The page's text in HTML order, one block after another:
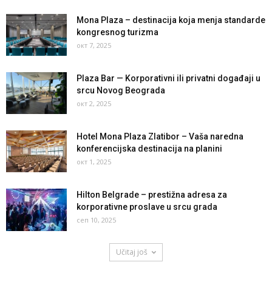
Mona Plaza – destinacija koja menja standarde
kongresnog turizma
окт 7, 2025
Plaza Bar — Korporativni ili privatni događaji u
srcu Novog Beograda
окт 2, 2025
Hotel Mona Plaza Zlatibor – Vaša naredna
konferencijska destinacija na planini
окт 1, 2025
Hilton Belgrade – prestižna adresa za
korporativne proslave u srcu grada
сеп 10, 2025
Učitaj još